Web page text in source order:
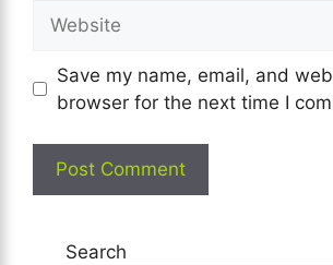
Save my name, email, and
browser for the next time I
Search